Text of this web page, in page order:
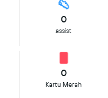
0
assist
0
Kartu Merah